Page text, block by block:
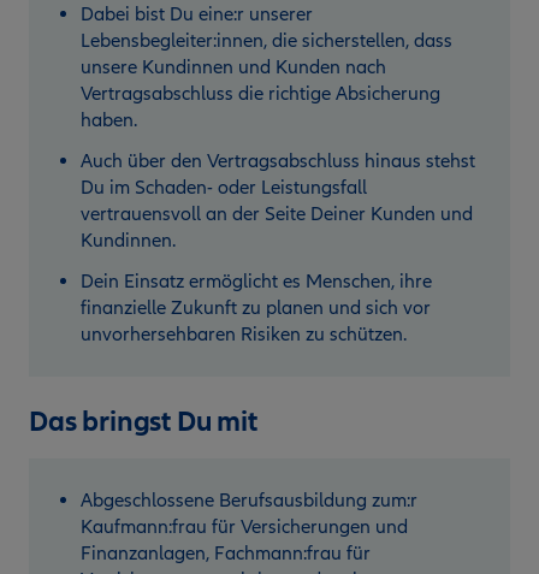
Dabei bist Du eine:r unserer
Lebensbegleiter:innen, die sicherstellen, dass
unsere Kundinnen und Kunden nach
Vertragsabschluss die richtige Absicherung
haben.
Auch über den Vertragsabschluss hinaus stehst
Du im Schaden- oder Leistungsfall
vertrauensvoll an der Seite Deiner Kunden und
Kundinnen.
Dein Einsatz ermöglicht es Menschen, ihre
finanzielle Zukunft zu planen und sich vor
unvorhersehbaren Risiken zu schützen.
Das bringst Du mit
Abgeschlossene Berufsausbildung zum:r
Kaufmann:frau für Versicherungen und
Finanzanlagen, Fachmann:frau für